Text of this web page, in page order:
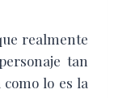
realmente
tan
lo es la